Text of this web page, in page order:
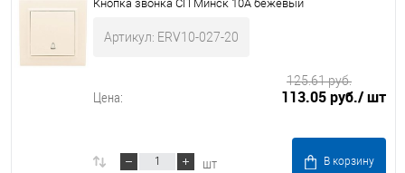
Кнопка звонка СП Минск 10А бежевый
Артикул: ERV10-027-20
Цена: 113.05 руб./ шт
125.61 руб.
шт В корзину